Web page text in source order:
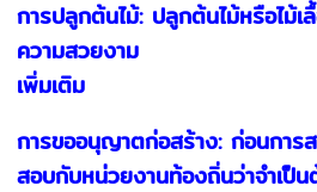
การปลูกต้นไม้: ปลูกต้นไม้หรือไม้เ
ความสวยงาม
เพิ่มเติม
การขออนุญาตก่อสร้าง: ก่อนการ
สอบกับหน่วยงานท้องถิ่นว่าจำเป็